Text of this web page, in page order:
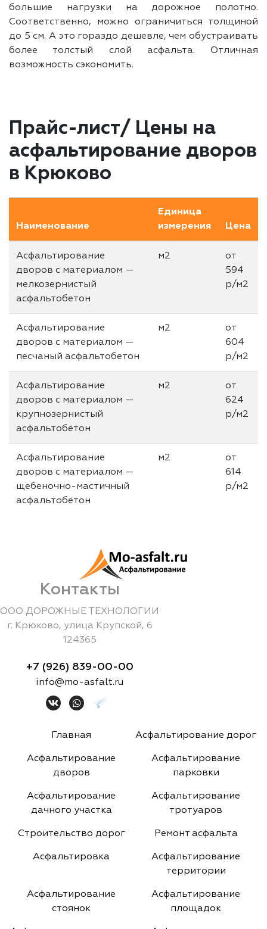
большие нагрузки на дорожное полотно.
Соответственно, можно ограничиться толщиной
до 5 см. А это гораздо дешевле, чем обустраивать
более толстый слой асфальта. Отличная
возможность сэкономить.
Прайс-лист/ Цены на
асфальтирование дворов
в Крюково
Наименование
Единица
измерения
Цена
Асфальтирование
дворов с материалом —
мелкозернистый
асфальтобетон
м2
от
594
р/м2
Асфальтирование
дворов с материалом —
песчаный асфальтобетон
м2
от
604
р/м2
Асфальтирование
дворов с материалом —
крупнозернистый
асфальтобетон
м2
от
624
р/м2
Асфальтирование
дворов с материалом —
щебеночно-мастичный
асфальтобетон
м2
от
614
р/м2
Контакты
ООО ДОРОЖНЫЕ ТЕХНОЛОГИИ
г. Крюково, улица Крупской, 6
124365
+7 (926) 839-00-00
info@mo-asfalt.ru
Главная Асфальтирование дорог
Асфальтирование
дворов
Асфальтирование
парковки
Асфальтирование
дачного участка
Асфальтирование
тротуаров
Строительство дорог Ремонт асфальта
Асфальтировка
Асфальтирование
территории
Асфальтирование
стоянок
Асфальтирование
площадок